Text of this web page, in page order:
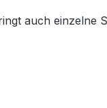
auch einzelne